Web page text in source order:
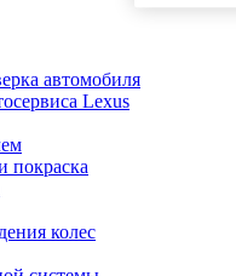
автомобиля
Lexus
покраска
колес